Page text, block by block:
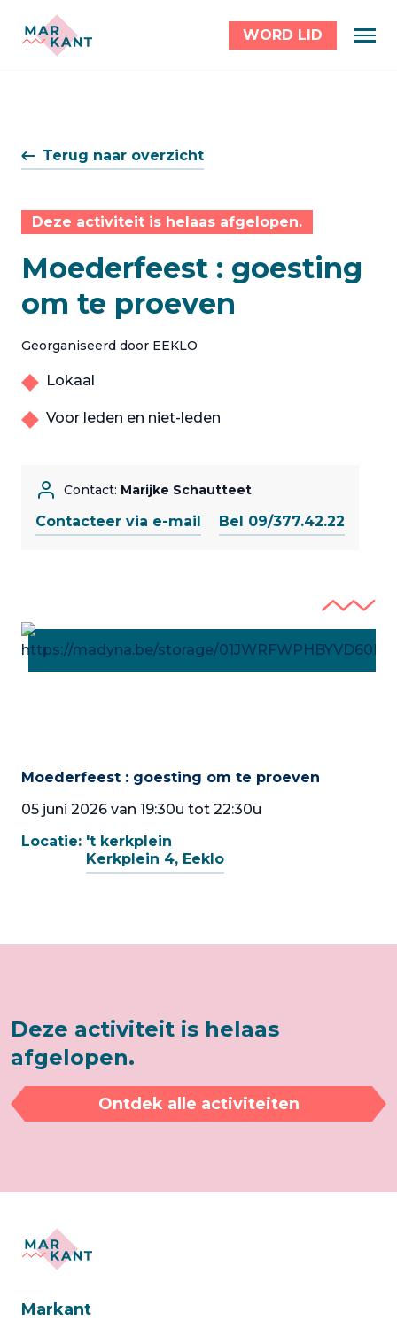
WORD LID
Terug naar overzicht
Deze activiteit is helaas afgelopen.
Moederfeest : goesting
om te proeven
Georganiseerd door EEKLO
Lokaal
Voor leden en niet-leden
Contact: Marijke Schautteet
Contacteer via e-mail Bel 09/377.42.22
Moederfeest : goesting om te proeven
05 juni 2026 van 19:30u tot 22:30u
Locatie: 't kerkplein
Kerkplein 4, Eeklo
Deze activiteit is helaas
afgelopen.
Ontdek alle activiteiten
Markant